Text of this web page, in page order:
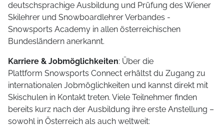
deutschsprachige Ausbildung und Prüfung des Wiener
Skilehrer und Snowboardlehrer Verbandes -
Snowsports Academy in allen österreichischen
Bundesländern anerkannt.
Karriere & Jobmöglichkeiten: Über die
Plattform Snowsports Connect erhältst du Zugang zu
internationalen Jobmöglichkeiten und kannst direkt mit
Skischulen in Kontakt treten. Viele Teilnehmer finden
bereits kurz nach der Ausbildung ihre erste Anstellung –
sowohl in Österreich als auch weltweit: